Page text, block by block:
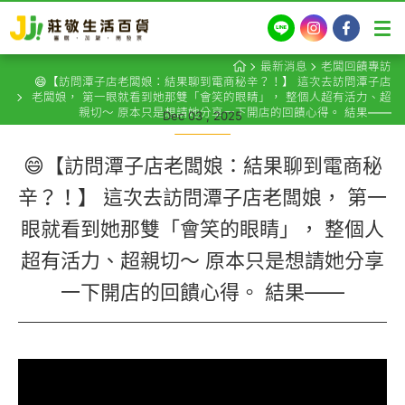
LINE InstagramFacebook
最新消息
老闆回饋專訪
😄【訪問潭子店老闆娘：結果聊到電商秘辛？！】 這次去訪問潭子店
老闆娘， 第一眼就看到她那雙「會笑的眼睛」， 整個人超有活力、超
親切～ 原本只是想請她分享一下開店的回饋心得。 結果——
Dec 03 , 2025
😄【訪問潭子店老闆娘：結果聊到電商秘
辛？！】 這次去訪問潭子店老闆娘， 第一
眼就看到她那雙「會笑的眼睛」， 整個人
超有活力、超親切～ 原本只是想請她分享
一下開店的回饋心得。 結果——